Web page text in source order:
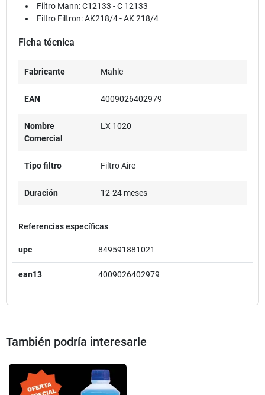
Filtro Mann: C12133 - C 12133
Filtro Filtron:AK218/4 - AK 218/4
Ficha técnica
Fabricante Mahle
EAN 4009026402979
Nombre
Comercial
LX 1020
Tipo filtro Filtro Aire
Duración 12-24 meses
Referencias específicas
upc 849591881021
ean13 4009026402979
También podría interesarle